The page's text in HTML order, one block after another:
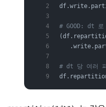
# GOOD: dt
# dt 당 여러